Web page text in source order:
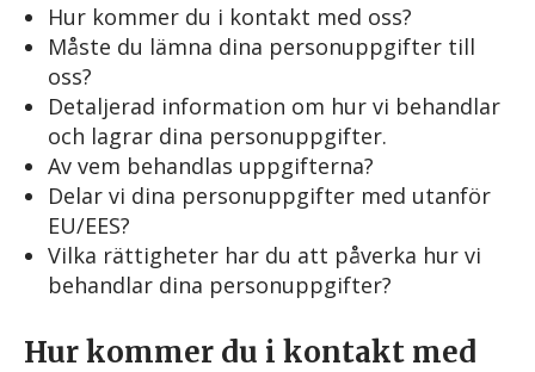
Hur kommer du i kontakt med oss?
Måste du lämna dina personuppgifter till
oss?
Detaljerad information om hur vi behandlar
och lagrar dina personuppgifter.
Av vem behandlas uppgifterna?
Delar vi dina personuppgifter med utanför
EU/EES?
Vilka rättigheter har du att påverka hur vi
behandlar dina personuppgifter?
Hur kommer du i kontakt med